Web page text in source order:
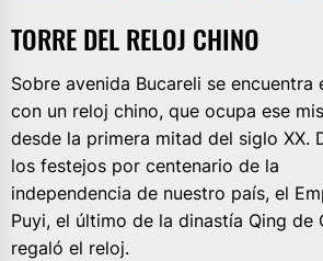
TORRE DEL RELOJ CHINO
Sobre avenida Bucareli se encuentra
con un reloj chino, que ocupa ese
desde la primera mitad del siglo XX.
los festejos por centenario de la
independencia de nuestro país, el
Puyi, el último de la dinastía Qing de
regaló el reloj.